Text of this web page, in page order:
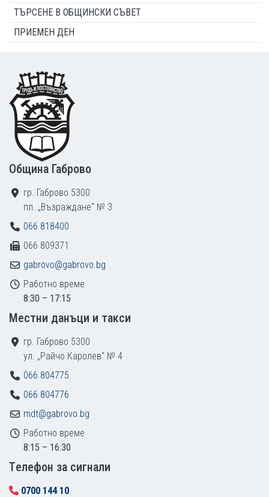
ТЪРСЕНЕ В ОБЩИНСКИ СЪВЕТ
ПРИЕМЕН ДЕН
Footer
Община Габрово
гр. Габрово 5300
пл. „Възраждане“ № 3
066 818400
066 809371
gabrovo@gabrovo.bg
Работно време
8:30 – 17:15
Местни данъци и такси
гр. Габрово 5300
ул. „Райчо Каролев“ № 4
066 804775
066 804776
mdt@gabrovo.bg
Работно време
8:15 – 16:30
Tелефон за сигнали
0700 144 10